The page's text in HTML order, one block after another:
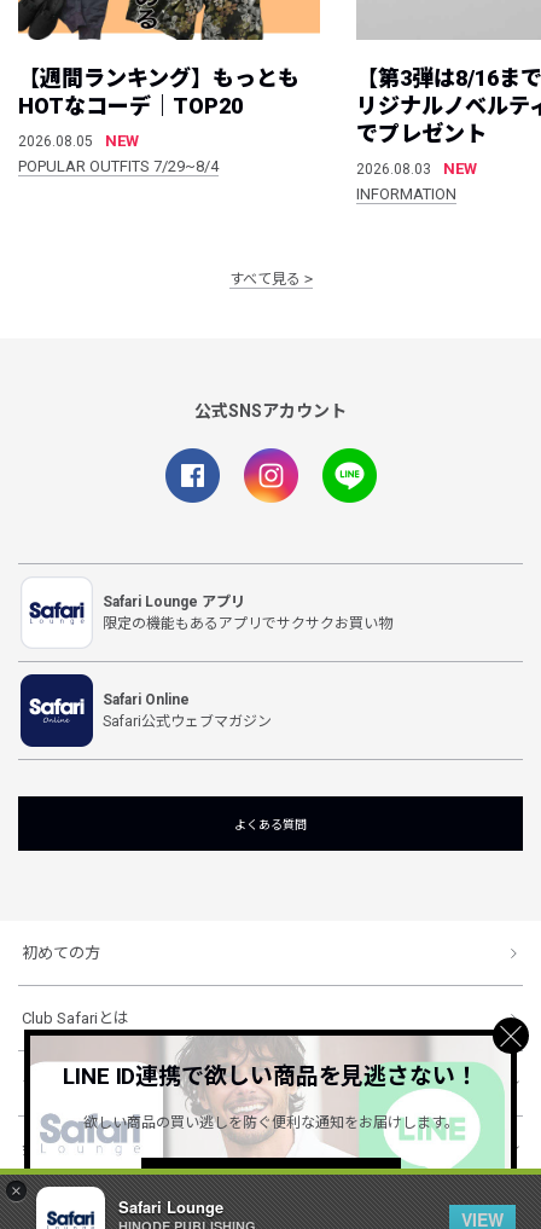
×
Safari Lounge
VIEW
【週間ランキング】もっとも
HOTなコーデ｜TOP20
2026.08.05
NEW
POPULAR OUTFITS 7/29~8/4
【第3弾は8/16ま
リジナルノベルテ
でプレゼント
2026.08.03
NEW
INFORMATION
すべて見る
公式SNSアカウント
Safari Lounge アプリ
限定の機能もあるアプリでサクサクお買い物
Safari Online
Safari公式ウェブマガジン
よくある質問
初めての方
Club Safariとは
ショッピングガイド
会社概要・規約
LINE ID連携で欲しい商品を見逃さない！
欲しい商品の買い逃しを防ぐ便利な通知をお届けします。
詳しくはこちら ＞